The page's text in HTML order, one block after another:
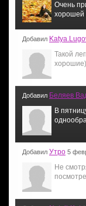
Очень
хорошей
Добавил
Такой
хорошие)
Добавил Беляев
В
Добавил Утро 5
Не